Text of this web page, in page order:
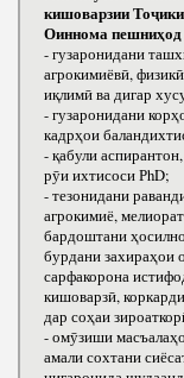
кишоварзии
Оиннома
- гузаронидани
агрокимиёвӣ,
иқлимӣ ва дигар
- гузаронидани
кадрҳои
- қабули
рӯи ихтисоси РhD;
- тезонидани
агрокимиё,
бардоштани
бурдани захираҳои
сарфакорона
кишоварзӣ,
дар соҳаи
- омӯзиши
амали сохтани